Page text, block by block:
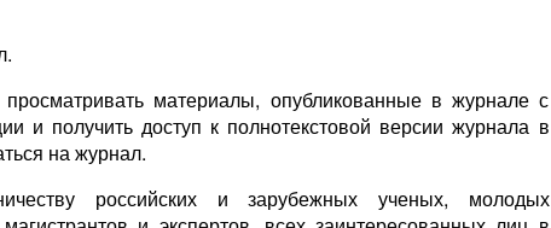
просматривать материалы, опубликованные в журнале с
и получить доступ к полнотекстовой версии журнала в
на журнал.
российских и зарубежных ученых, молодых